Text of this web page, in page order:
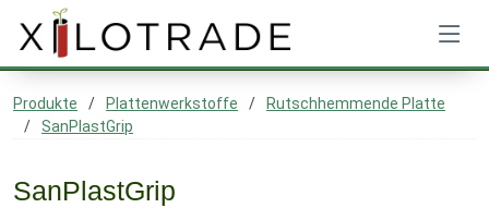
Produkte Plattenwerkstoffe
Rutschhemmende Platte
SanPlastGrip
SanPlastGrip